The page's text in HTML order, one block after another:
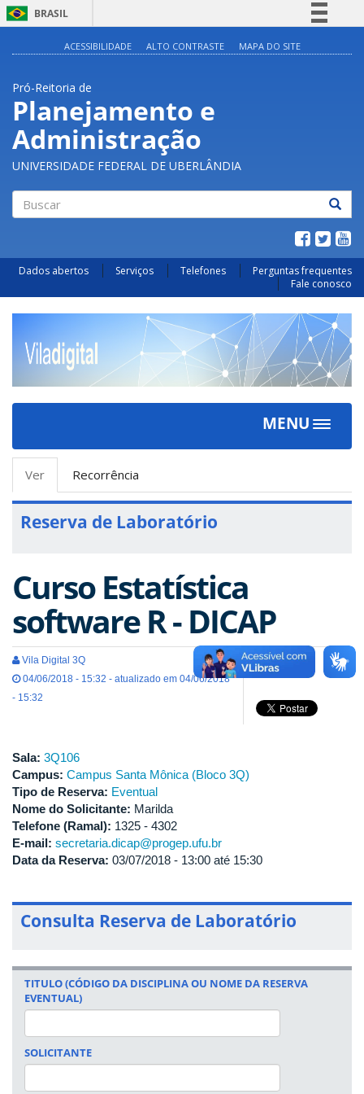
BRASIL
Acesso à informação
ACESSIBILIDADE ALTO CONTRASTE MAPA DO SITE
Pró-Reitoria de
Planejamento e
Administração
UNIVERSIDADE FEDERAL DE UBERLÂNDIA
Dados abertos Serviços Telefones
Perguntas frequentes
Fale conosco
MENU
Toggle
Abas
primárias
Ver
ativa)
Recorrência
Reserva de Laboratório
Curso Estatística
software R - DICAP
Vila Digital 3Q
04/06/2018 - 15:32 - atualizado em 04/06/2018
- 15:32
Sala: 3Q106
Campus: Campus Santa Mônica (Bloco 3Q)
Tipo de Reserva: Eventual
Nome do Solicitante: Marilda
Telefone (Ramal): 1325 - 4302
E-mail: secretaria.dicap@progep.ufu.br
Data da Reserva: 03/07/2018 - 13:00 até 15:30
Consulta Reserva de Laboratório
TITULO (CÓDIGO DA DISCIPLINA OU NOME DA RESERVA
EVENTUAL)
SOLICITANTE